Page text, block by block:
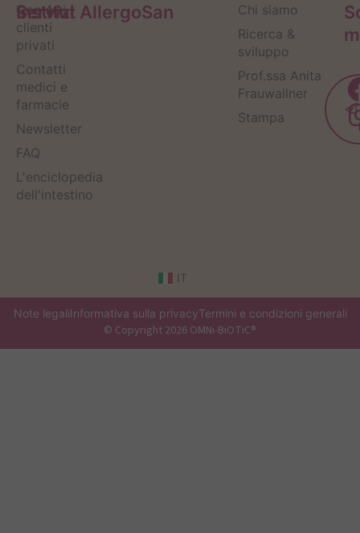
Servizi
Contatti
clienti
privati
Contatti
medici e
farmacie
Newsletter
FAQ
L'enciclopedia
dell'intestino
Institut AllergoSan
Chi siamo
Ricerca &
sviluppo
Prof.ssa Anita
Frauwallner
Stampa
IT
Note legaliInformativa sulla privacyTermini e condizioni generali
© Copyright 2026 OMNi-BiOTiC®